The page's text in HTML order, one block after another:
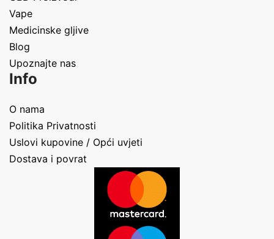
Vape
Medicinske gljive
Blog
Upoznajte nas
Info
O nama
Politika Privatnosti
Uslovi kupovine / Opći uvjeti
Dostava i povrat